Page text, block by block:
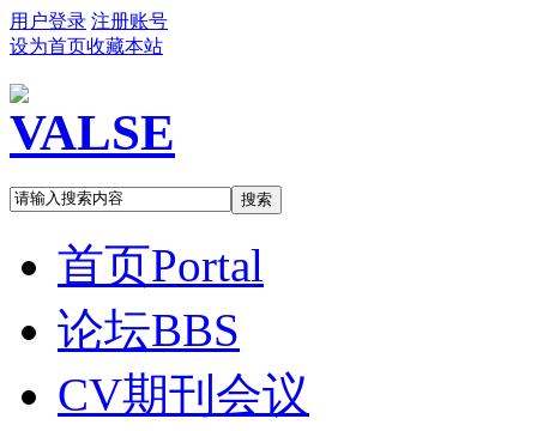
用户登录 注册账号
设为首页收藏本站
搜索
首页Portal
论坛BBS
CV期刊会议